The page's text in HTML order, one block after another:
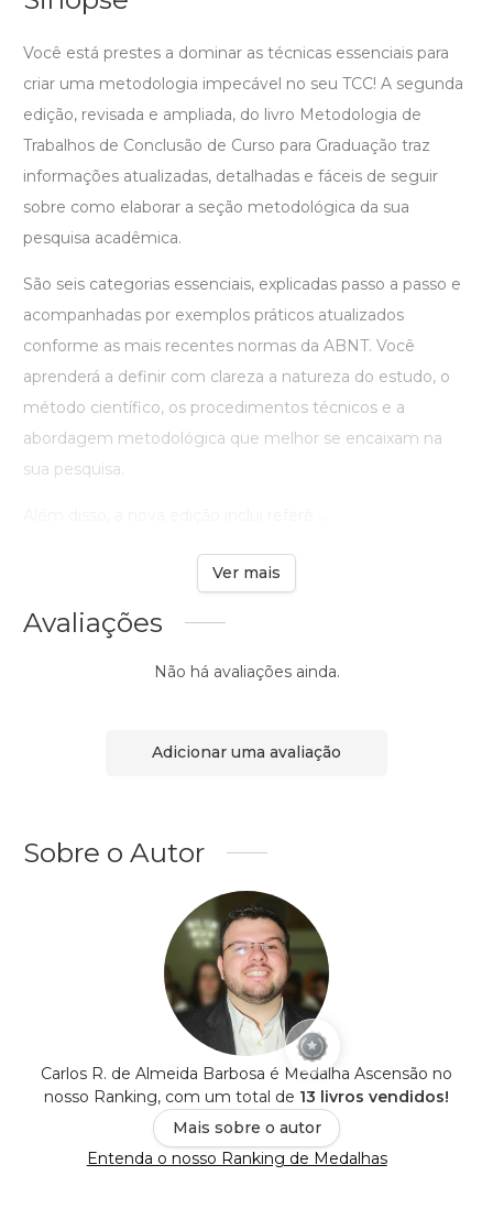
Você está prestes a dominar as técnicas essenciais para
criar uma metodologia impecável no seu TCC! A segunda
edição, revisada e ampliada, do livro Metodologia de
Trabalhos de Conclusão de Curso para Graduação traz
informações atualizadas, detalhadas e fáceis de seguir
sobre como elaborar a seção metodológica da sua
pesquisa acadêmica.
São seis categorias essenciais, explicadas passo a passo e
acompanhadas por exemplos práticos atualizados
conforme as mais recentes normas da ABNT. Você
aprenderá a definir com clareza a natureza do estudo, o
método científico, os procedimentos técnicos e a
abordagem metodológica que melhor se encaixam na
sua pesquisa.
Ver mais
Avaliações
Não há avaliações ainda.
Adicionar uma avaliação
Sobre o Autor
Carlos R. de Almeida Barbosa é Medalha Ascensão no
nosso Ranking, com um total de 13 livros vendidos!
Mais sobre o autor
Entenda o nosso Ranking de Medalhas